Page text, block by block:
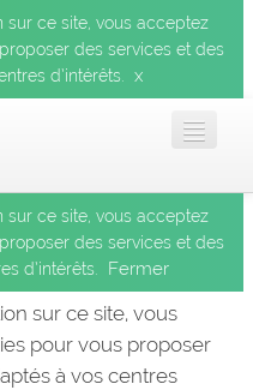
sur ce site, vous acceptez
des services et des
d’intérêts.
x
Accueil
Les balades
Les espèces
sur ce site, vous acceptez
des services et des
d’intérêts.
Fermer
sur ce site, vous
pour vous proposer
à vos centres